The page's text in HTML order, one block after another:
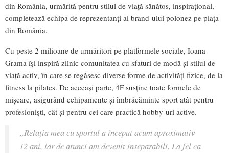
din România, urmărită pentru stilul de viaţă sănătos, inspiraţional,
completează echipa de reprezentanţi ai brand-ului polonez pe piaţa
din România.
Cu peste 2 milioane de urmăritori pe platformele sociale, Ioana
Grama își inspiră zilnic comunitatea cu sfaturi de modă și stilul de
viață activ, în care se regăsesc diverse forme de activități fizice, de la
fitness la pilates. De aceeași parte, 4F susține toate formele de
mișcare, asigurând echipamente și îmbrăcăminte sport atât pentru
profesioniști, cât și pentru cei care practică hobby-uri active.
„Relația mea cu sportul a început acum aproximativ
12 ani, iar de atunci am devenit inseparabili. La fel ca